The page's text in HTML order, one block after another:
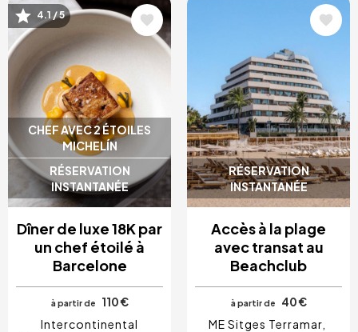
CHEF AVEC 2 ÉTOILES
MICHELÍN
RÉSERVATION
INSTANTANÉE
Image
4.1 / 5
Dîner de luxe 18K par
un chef étoilé à
Barcelone
à partir de
110 €
Intercontinental
RÉSERVATION
INSTANTANÉE
Accès à la plage
avec transat au
Beachclub
à partir de
40 €
ME Sitges Terramar